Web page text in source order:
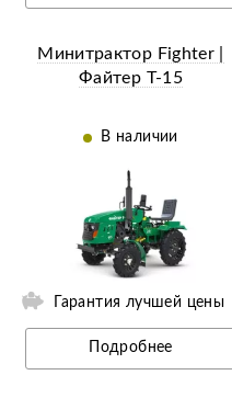
Минитрактор Fighter |
Файтер Т-15
В наличии
Гарантия лучшей цены
Подробнее